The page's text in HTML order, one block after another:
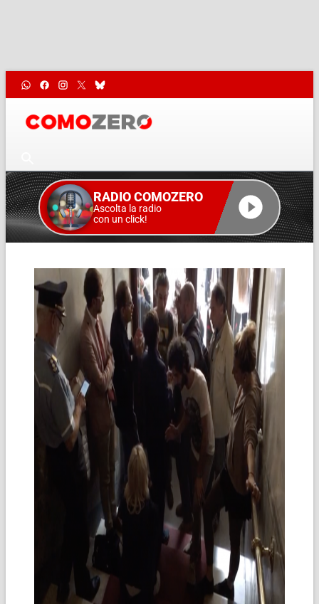
RADIO COMOZERO
Ascolta la radio
con un click!